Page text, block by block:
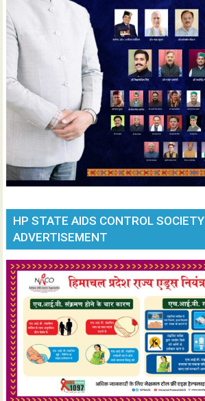
HP STATE AIDS CONTROL SOCIETY
ADVERTISEMENT